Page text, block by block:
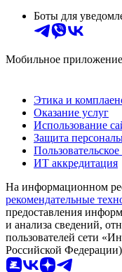
Боты для
Мобильное приложение
Этика и
Оказание услуг
Использование
Защита
ИТ аккредитация
На информационном
рекомендательные
предоставления
и анализа сведений,
пользователей сети
Российской Федерации)